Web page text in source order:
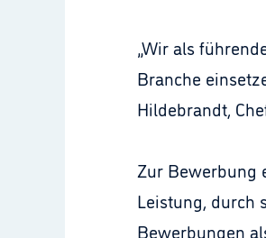
„Wir als
Branche
Hildebrandt,
Zur Bewerbung
Leistung, durch
Bewerbungen